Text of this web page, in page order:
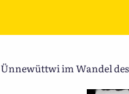
Ünnewüttwi im Wandel